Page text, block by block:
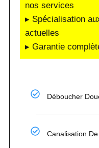
nos services
▸ Spécialisation
actuelles
▸ Garantie
Déboucher
Canalisation